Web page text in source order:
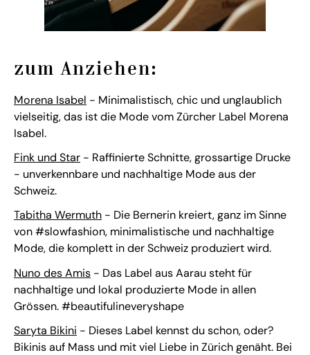
zum Anziehen:
Morena Isabel - Minimalistisch, chic und unglaublich
vielseitig, das ist die Mode vom Zürcher Label Morena
Isabel.
Fink und Star - Raffinierte Schnitte, grossartige Drucke
- unverkennbare und nachhaltige Mode aus der
Schweiz.
Tabitha Wermuth - Die Bernerin kreiert, ganz im Sinne
von #slowfashion, minimalistische und nachhaltige
Mode, die komplett in der Schweiz produziert wird.
Nuno des Amis - Das Label aus Aarau steht für
nachhaltige und lokal produzierte Mode in allen
Grössen. #beautifulineveryshape
Saryta Bikini - Dieses Label kennst du schon, oder?
Bikinis auf Mass und mit viel Liebe in Zürich genäht. Bei